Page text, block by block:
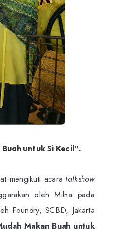
untuk Si Kecil”.
mengikuti acaratalkshow
oleh Milna pada
Foundry, SCBD, Jakarta
Makan Buah untuk